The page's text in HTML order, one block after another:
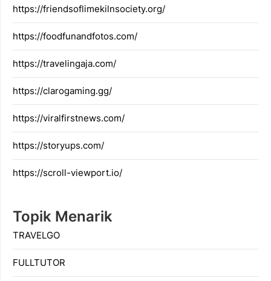
https://friendsoflimekilnsociety.org/
https://foodfunandfotos.com/
https://travelingaja.com/
https://clarogaming.gg/
https://viralfirstnews.com/
https://storyups.com/
https://scroll-viewport.io/
Topik Menarik
TRAVELGO
FULLTUTOR